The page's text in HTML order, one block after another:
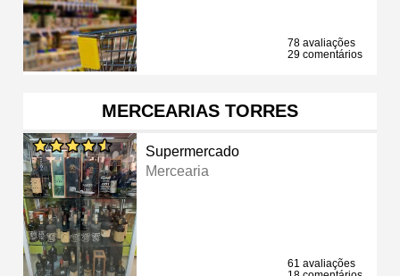
78 avaliações
29 comentários
MERCEARIAS TORRES
Supermercado
Mercearia
61 avaliações